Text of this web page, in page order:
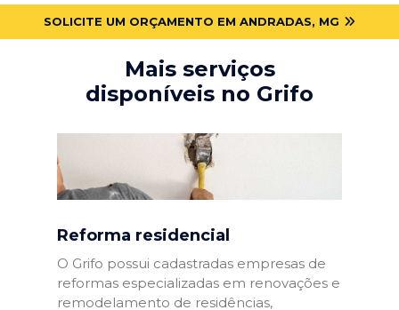
SOLICITE UM ORÇAMENTO EM ANDRADAS, MG
Mais serviços
disponíveis no Grifo
Reforma residencial
O Grifo possui cadastradas empresas de
reformas especializadas em renovações e
remodelamento de residências,